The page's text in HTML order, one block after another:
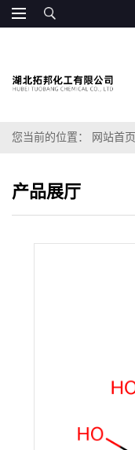
您当前的位置： 网站首页
产品展厅